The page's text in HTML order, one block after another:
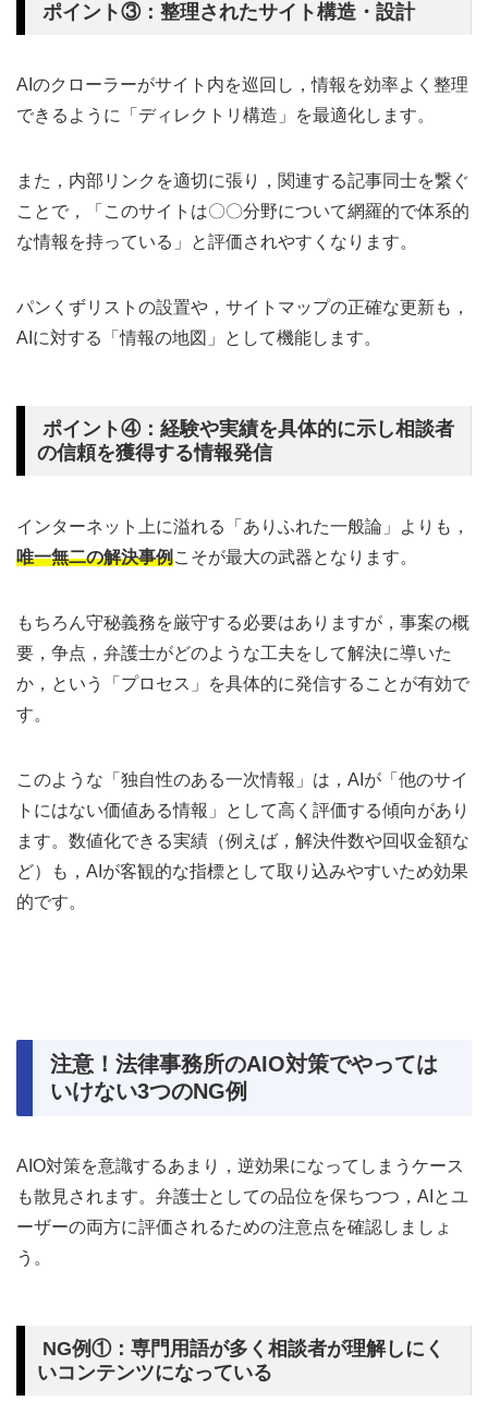
ポイント③：整理されたサイト構造・設計
AIのクローラーがサイト内を巡回し，情報を効率よく整理
できるように「ディレクトリ構造」を最適化します。
また，内部リンクを適切に張り，関連する記事同士を繋ぐ
ことで，「このサイトは〇〇分野について網羅的で体系的
な情報を持っている」と評価されやすくなります。
パンくずリストの設置や，サイトマップの正確な更新も，
AIに対する「情報の地図」として機能します。
ポイント④：経験や実績を具体的に示し相談者
の信頼を獲得する情報発信
インターネット上に溢れる「ありふれた一般論」よりも，
唯一無二の解決事例こそが最大の武器となります。
もちろん守秘義務を厳守する必要はありますが，事案の概
要，争点，弁護士がどのような工夫をして解決に導いた
か，という「プロセス」を具体的に発信することが有効で
す。
このような「独自性のある一次情報」は，AIが「他のサイ
トにはない価値ある情報」として高く評価する傾向があり
ます。数値化できる実績（例えば，解決件数や回収金額な
ど）も，AIが客観的な指標として取り込みやすいため効果
的です。
注意！法律事務所のAIO対策でやっては
いけない3つのNG例
AIO対策を意識するあまり，逆効果になってしまうケース
も散見されます。弁護士としての品位を保ちつつ，AIとユ
ーザーの両方に評価されるための注意点を確認しましょ
う。
NG例①：専門用語が多く相談者が理解しにく
いコンテンツになっている